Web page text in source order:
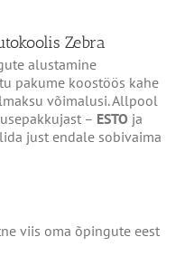
Zebra
alustamine
pakume koostöös kahe
võimalusi. Allpool
– ESTO ja
just endale sobivaima
viis oma õpingute eest